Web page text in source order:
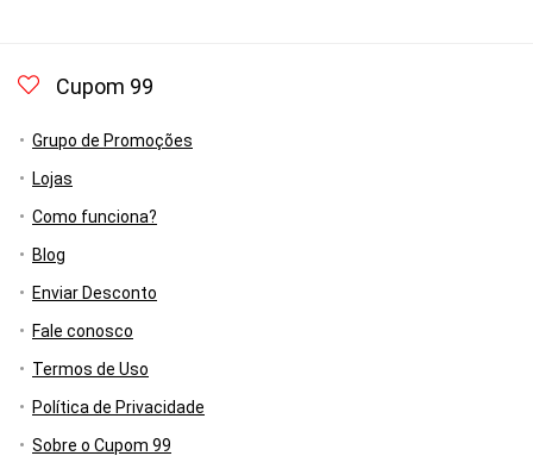
Cupom 99
Grupo de Promoções
Lojas
Como funciona?
Blog
Enviar Desconto
Fale conosco
Termos de Uso
Política de Privacidade
Sobre o Cupom 99